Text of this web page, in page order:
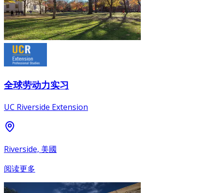
全球劳动力实习
UC Riverside Extension
Riverside, 美國
阅读更多